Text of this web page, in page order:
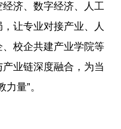
济、数字经济、人工
让专业对接产业、人
校企共建产业学院等
业链深度融合，为当
量”。